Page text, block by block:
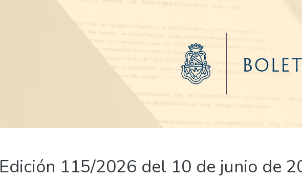
Edición 115/2026 del 10 de junio de